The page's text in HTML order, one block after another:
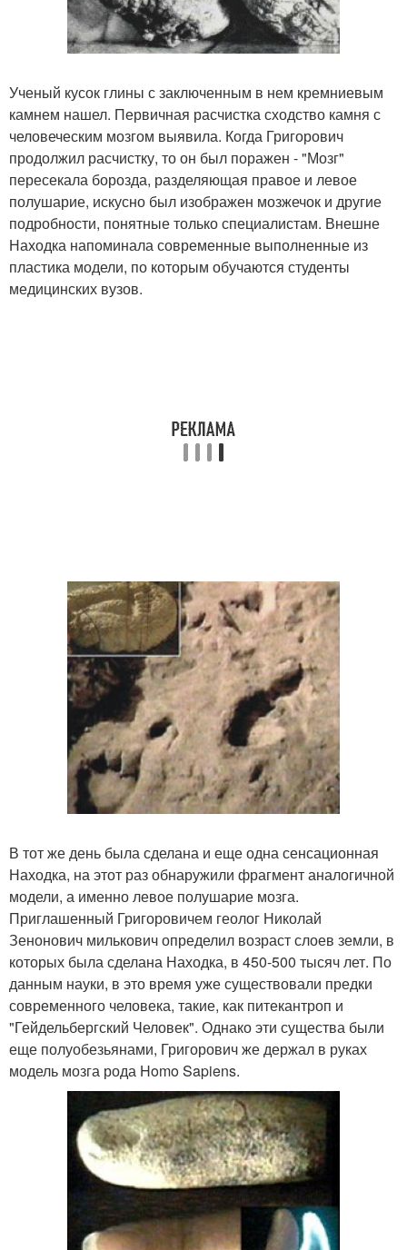
Ученый кусок глины с заключенным в нем кремниевым
камнем нашел. Первичная расчистка сходство камня с
человеческим мозгом выявила. Когда Григорович
продолжил расчистку, то он был поражен - "Мозг"
пересекала борозда, разделяющая правое и левое
полушарие, искусно был изображен мозжечок и другие
подробности, понятные только специалистам. Внешне
Находка напоминала современные выполненные из
пластика модели, по которым обучаются студенты
медицинских вузов.
В тот же день была сделана и еще одна сенсационная
Находка, на этот раз обнаружили фрагмент аналогичной
модели, а именно левое полушарие мозга.
Приглашенный Григоровичем геолог Николай
Зенонович милькович определил возраст слоев земли, в
которых была сделана Находка, в 450-500 тысяч лет. По
данным науки, в это время уже существовали предки
современного человека, такие, как питекантроп и
"Гейдельбергский Человек". Однако эти существа были
еще полуобезьянами, Григорович же держал в руках
модель мозга рода Homo Sapiens.